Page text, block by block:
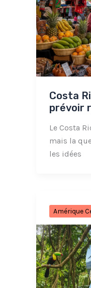
Costa
prévoir
Le Costa
mais la
les idées
Amérique